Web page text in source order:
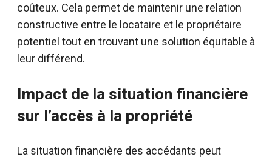
coûteux. Cela permet de maintenir une relation
constructive entre le locataire et le propriétaire
potentiel tout en trouvant une solution équitable à
leur différend.
Impact de la situation financière
sur l’accès à la propriété
La situation financière des accédants peut